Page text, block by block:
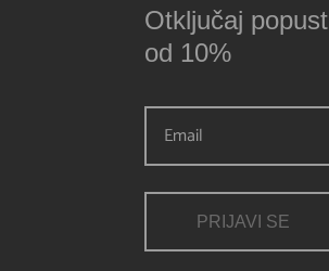
Otključaj popust
od 10%
PRIJAVI SE